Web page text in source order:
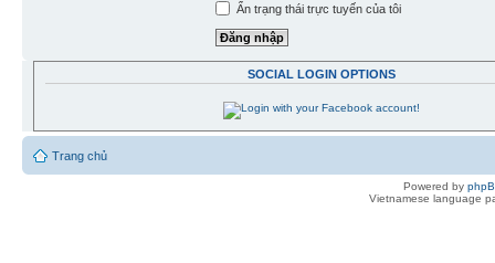
Ẩn trạng thái trực tuyến của tôi
SOCIAL LOGIN OPTIONS
Trang chủ
Powered by
Vietnamese language